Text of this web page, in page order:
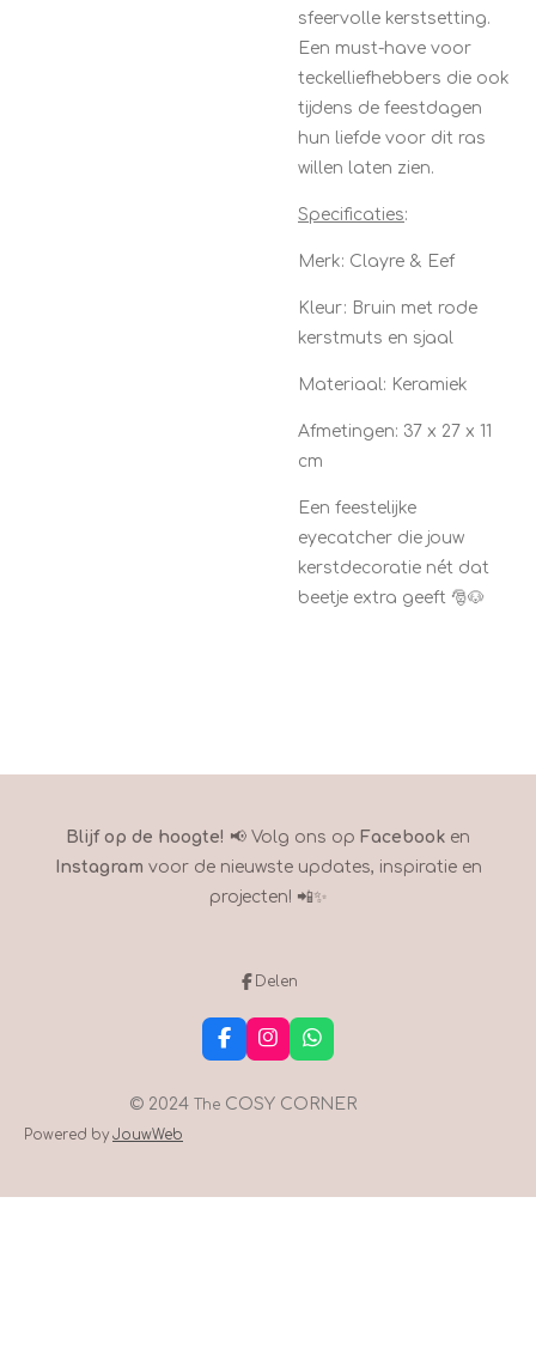
sfeervolle kerstsetting.
Een must-have voor
teckelliefhebbers die ook
tijdens de feestdagen
hun liefde voor dit ras
willen laten zien.
Specificaties:
Merk: Clayre & Eef
Kleur: Bruin met rode
kerstmuts en sjaal
Materiaal: Keramiek
Afmetingen: 37 x 27 x 11
cm
Een feestelijke
eyecatcher die jouw
kerstdecoratie nét dat
beetje extra geeft 🎅🐶
Blijf op de hoogte! 📢 Volg ons op Facebook en
Instagram voor de nieuwste updates, inspiratie en
projecten! 📲✨
Delen
F
a
e
I
n
t
m
W
h
t
© 2024 The COSY CORNER
Powered byJouwWeb